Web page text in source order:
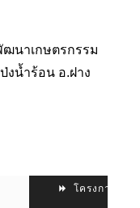
ฒนาเกษตรกรรม
น้ำร้อน อ.ฝาง
โครงการ